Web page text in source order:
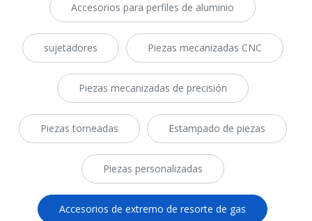
Accesorios para perfiles de aluminio
sujetadores Piezas mecanizadas CNC
Piezas mecanizadas de precisión
Piezas torneadas Estampado de piezas
Piezas personalizadas
Accesorios de extremo de resorte de gas